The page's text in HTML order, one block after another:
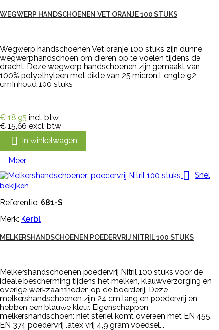
WEGWERP HANDSCHOENEN VET ORANJE 100 STUKS
Wegwerp handschoenen Vet oranje 100 stuks zijn dunne
wegwerphandschoen om dieren op te voelen tijdens de
dracht. Deze wegwerp handschoenen zijn gemaakt van
100% polyethyleen met dikte van 25 micron.Lengte 92
cmInhoud 100 stuks
€ 18,95 incl. btw
€ 15,66 excl. btw
 In winkelwagen
Meer
 Snel
bekijken
Referentie: 681-S
Merk: Kerbl
MELKERSHANDSCHOENEN POEDERVRIJ NITRIL 100 STUKS
Melkershandschoenen poedervrij Nitril 100 stuks voor de
ideale bescherming tijdens het melken, klauwverzorging en
overige werkzaamheden op de boerderij. Deze
melkershandschoenen zijn 24 cm lang en poedervrij en
hebben een blauwe kleur. Eigenschappen
melkershandschoen: niet steriel komt overeen met EN 455,
EN 374 poedervrij latex vrij 4,9 gram voedsel...